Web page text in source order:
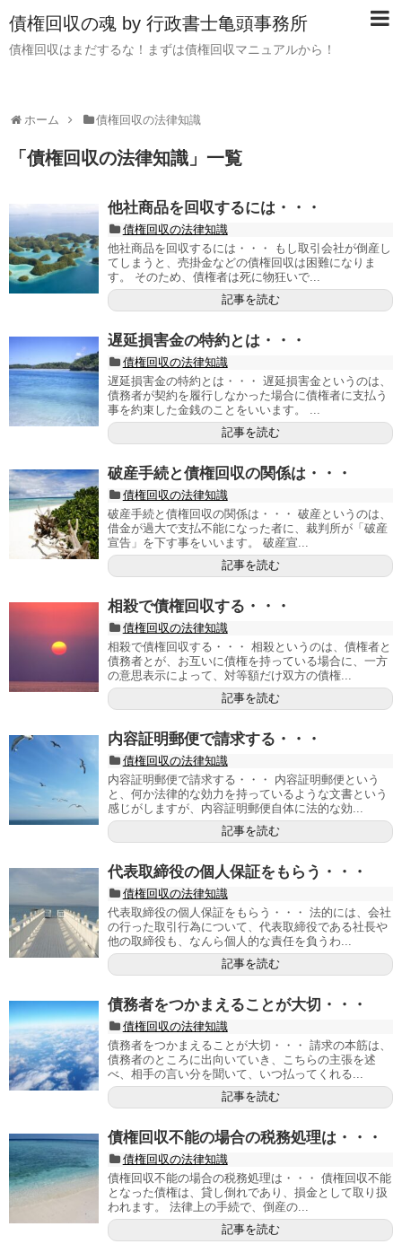
債権回収の魂 by 行政書士亀頭事務所
債権回収はまだするな！まずは債権回収マニュアルから！
ホーム 債権回収の法律知識
「 債権回収の法律知識 」 一覧
他社商品を回収するには・・・
債権回収の法律知識
他社商品を回収するには・・・ もし取引会社が倒産し
てしまうと、売掛金などの債権回収は困難になりま
す。 そのため、債権者は死に物狂いで...
記事を読む
遅延損害金の特約とは・・・
債権回収の法律知識
遅延損害金の特約とは・・・ 遅延損害金というのは、
債務者が契約を履行しなかった場合に債権者に支払う
事を約束した金銭のことをいいます。 ...
記事を読む
破産手続と債権回収の関係は・・・
債権回収の法律知識
破産手続と債権回収の関係は・・・ 破産というのは、
借金が過大で支払不能になった者に、裁判所が「破産
宣告」を下す事をいいます。 破産宣...
記事を読む
相殺で債権回収する・・・
債権回収の法律知識
相殺で債権回収する・・・ 相殺というのは、債権者と
債務者とが、お互いに債権を持っている場合に、一方
の意思表示によって、対等額だけ双方の債権...
記事を読む
内容証明郵便で請求する・・・
債権回収の法律知識
内容証明郵便で請求する・・・ 内容証明郵便という
と、何か法律的な効力を持っているような文書という
感じがしますが、内容証明郵便自体に法的な効...
記事を読む
代表取締役の個人保証をもらう・・・
債権回収の法律知識
代表取締役の個人保証をもらう・・・ 法的には、会社
の行った取引行為について、代表取締役である社長や
他の取締役も、なんら個人的な責任を負うわ...
記事を読む
債務者をつかまえることが大切・・・
債権回収の法律知識
債務者をつかまえることが大切・・・ 請求の本筋は、
債務者のところに出向いていき、こちらの主張を述
べ、相手の言い分を聞いて、いつ払ってくれる...
記事を読む
債権回収不能の場合の税務処理は・・・
債権回収の法律知識
債権回収不能の場合の税務処理は・・・ 債権回収不能
となった債権は、貸し倒れであり、損金として取り扱
われます。 法律上の手続で、倒産の...
記事を読む